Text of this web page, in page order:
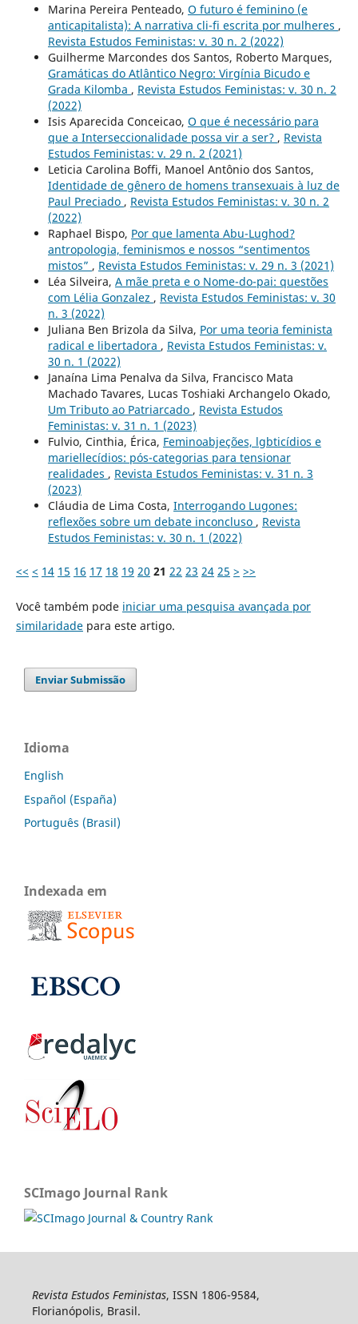
Marina Pereira Penteado, O futuro é feminino (e
anticapitalista): A narrativa cli-fi escrita por mulheres ,
Revista Estudos Feministas: v. 30 n. 2 (2022)
Guilherme Marcondes dos Santos, Roberto Marques,
Gramáticas do Atlântico Negro: Virgínia Bicudo e
Grada Kilomba , Revista Estudos Feministas: v. 30 n. 2
(2022)
Isis Aparecida Conceicao, O que é necessário para
que a Interseccionalidade possa vir a ser? , Revista
Estudos Feministas: v. 29 n. 2 (2021)
Leticia Carolina Boffi, Manoel Antônio dos Santos,
Identidade de gênero de homens transexuais à luz de
Paul Preciado , Revista Estudos Feministas: v. 30 n. 2
(2022)
Raphael Bispo, Por que lamenta Abu-Lughod?
antropologia, feminismos e nossos “sentimentos
mistos” , Revista Estudos Feministas: v. 29 n. 3 (2021)
Léa Silveira, A mãe preta e o Nome-do-pai: questões
com Lélia Gonzalez , Revista Estudos Feministas: v. 30
n. 3 (2022)
Juliana Ben Brizola da Silva, Por uma teoria feminista
radical e libertadora , Revista Estudos Feministas: v.
30 n. 1 (2022)
Janaína Lima Penalva da Silva, Francisco Mata
Machado Tavares, Lucas Toshiaki Archangelo Okado,
Um Tributo ao Patriarcado , Revista Estudos
Feministas: v. 31 n. 1 (2023)
Fulvio, Cinthia, Érica, Feminoabjeções, lgbticídios e
mariellecídios: pós-categorias para tensionar
realidades , Revista Estudos Feministas: v. 31 n. 3
(2023)
Cláudia de Lima Costa, Interrogando Lugones:
reflexões sobre um debate inconcluso , Revista
Estudos Feministas: v. 30 n. 1 (2022)
<< < 14 15 16 17 18 19 20 21 22 23 24 25 > >>
Você também pode iniciar uma pesquisa avançada por
similaridadepara este artigo.
Enviar Submissão
Idioma
English
Español (España)
Português (Brasil)
Indexada em
SCImago Journal Rank
Revista Estudos Feministas, ISSN 1806-9584,
Florianópolis, Brasil.